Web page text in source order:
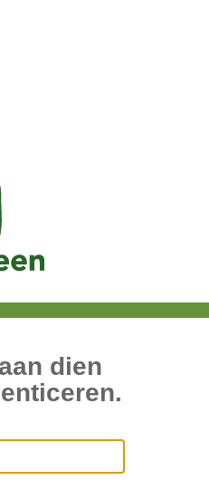
dien